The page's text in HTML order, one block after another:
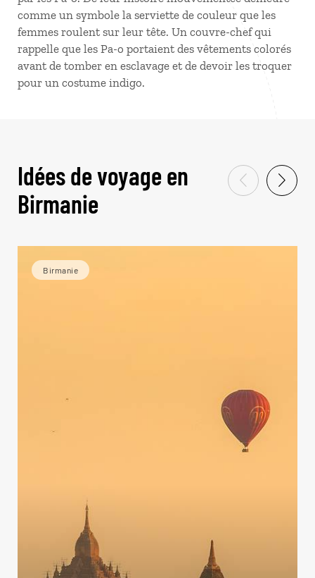
comme un symbole la serviette de couleur que les
femmes roulent sur leur tête. Un couvre-chef qui
rappelle que les Pa-o portaient des vêtements colorés
avant de tomber en esclavage et de devoir les troquer
pour un costume indigo.
Idées de voyage en
Birmanie
Birmanie